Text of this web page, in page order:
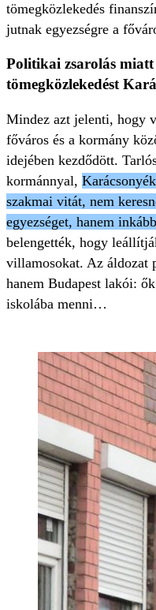
tömegközlekedés
jutnak egyezségre a
Politikai zsarolás
tömegközlekedést
Mindez azt jelenti, hogy
főváros és a kormány
idejében kezdődött.
kormánnyal,
szakmai vitát, nem
egyezséget, hanem
belengették, hogy
villamosokat. Az áldozat
hanem Budapest lakói:
iskolába menni…